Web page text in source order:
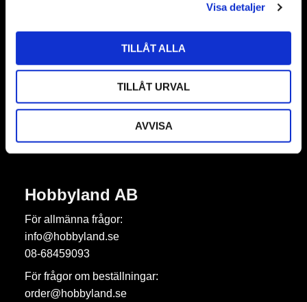
Visa detaljer
TILLÅT ALLA
TILLÅT URVAL
AVVISA
Nyhetsbrev
Prenumerera
Dina personuppgifter behandlas i enlighet med vår
Hobbyland AB
För allmänna frågor:
info@hobbyland.se
08-68459093
För frågor om beställningar:
order@hobbyland.se